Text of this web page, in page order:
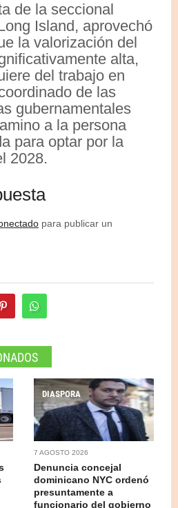
de la seccional
Island, aprovechó
la valorización del
alta,
del trabajo en
de las
gubernamentales
a la persona
para optar por la
2028.
para publicar un
DIASPORA
7 AGOSTO 2026
Denuncia concejal
dominicano NYC ordenó
presuntamente a
funcionario del gobierno